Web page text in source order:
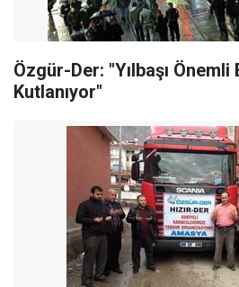
Özgür-Der: "Yılbaşı Önemli
Kutlanıyor"